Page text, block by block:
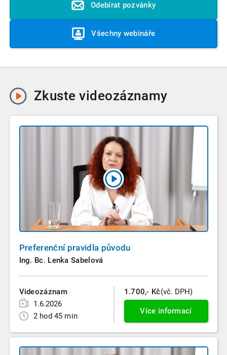
Odebírat pozvánky
Všechny webináře
Zkustevideozáznamy
Preferenční pravidla původu
Ing. Bc. Lenka Sabelová
Videozáznam
1.6.2026
2 hod 45 min
1.700,- Kč(vč. DPH)
Více informací